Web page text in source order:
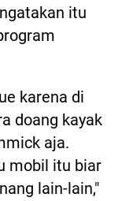
itu
karena di
doang kayak
aja.
mobil itu biar
lain-lain,"